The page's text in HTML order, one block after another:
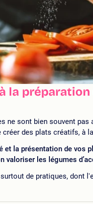
la préparation
ne sont bien souvent
des plats créatifs, à
et la présentation de vos
valoriser les légumes
de pratiques, dont